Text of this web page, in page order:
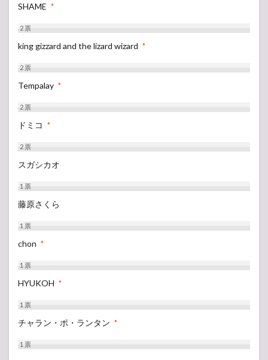
SHAME *
2票
king gizzard and the lizard wizard *
2票
Tempalay *
2票
ドミコ *
2票
スガシカオ
1票
藤原さくら
1票
chon *
1票
HYUKOH *
1票
チャラン・ポ・ランタン *
1票